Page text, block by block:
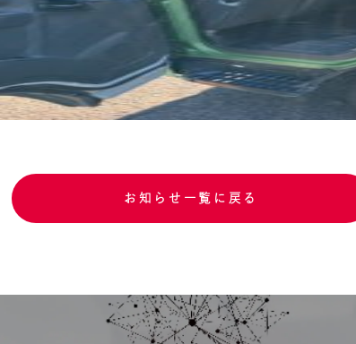
お知らせ一覧に戻る